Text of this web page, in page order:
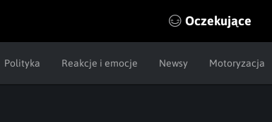
Oczekujące
Polityka Reakcje i emocje Newsy Motoryzacja